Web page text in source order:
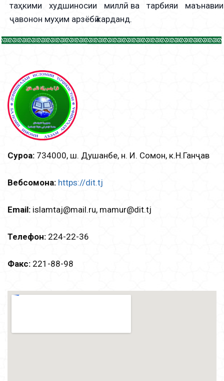
таҳкими худшиносии миллӣ ва тарбияи маънавии
ҷавонон муҳим арзёбӣ карданд.
Суроға: 734000, ш. Душанбе, н. И. Сомонӣ, к.Н.Ганҷавӣ
Вебсомона: https://dit.tj
Email: islamtаj@mail.ru, mamur@dit.tj
Телефон: 224-22-36
Факс: 221-88-98